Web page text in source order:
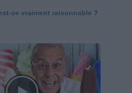
ce vraiment raisonnable ?